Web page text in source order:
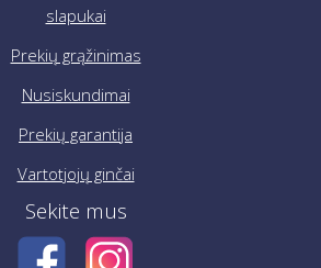
slapukai
Prekių grąžinimas
Nusiskundimai
Prekių garantija
Vartotjojų ginčai
Sekite mus